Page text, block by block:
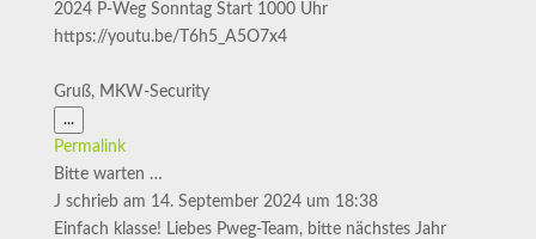
2024 P-Weg Sonntag Start 1000 Uhr
https://youtu.be/T6h5_A5O7x4
Gruß, MKW-Security
...Diese
Metabox
Permalink
Bitte warten …
J schrieb am 14. September 2024 um 18:38
Einfach klasse! Liebes Pweg-Team, bitte nächstes Jahr